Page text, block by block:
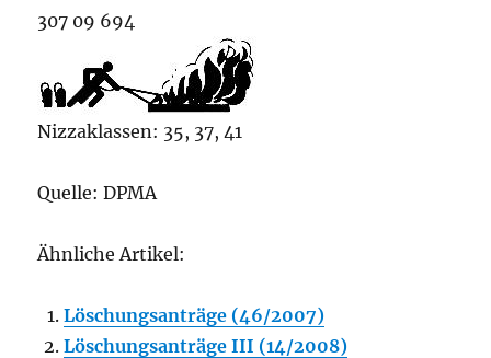
307 09 694
Nizzaklassen: 35, 37, 41
Quelle: DPMA
Ähnliche Artikel:
Löschungsanträge (46/2007)
Löschungsanträge III (14/2008)